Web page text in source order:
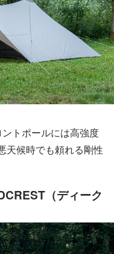
トポールには高強度
天候時でも頼れる剛性
（ディーク